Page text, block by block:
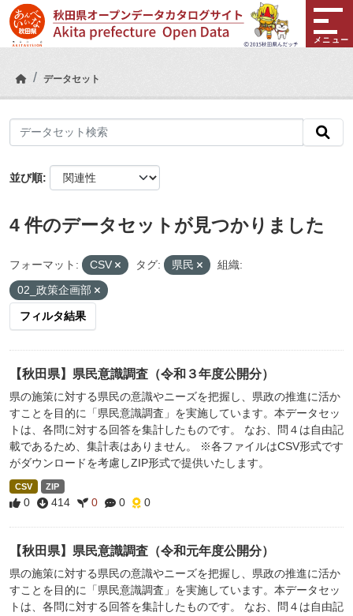
Skip to main content
メニュー
データセット
並び順
4 件のデータセットが見つかりました
フォーマット: CSV タグ: 県民
組織:
02_政策企画部
フィルタ結果
【秋田県】県民意識調査（令和３年度公開分）
県の施策に対する県民の意識やニーズを把握し、県政の推進に活か
すことを目的に「県民意識調査」を実施しています。本データセッ
トは、各問に対する回答を集計したものです。 なお、問４は自由記
載であるため、集計表はありません。 ※各ファイルはCSV形式です
がダウンロードを考慮しZIP形式で提供いたします。
CSV ZIP
0 414 0 0 0
【秋田県】県民意識調査（令和元年度公開分）
県の施策に対する県民の意識やニーズを把握し、県政の推進に活か
すことを目的に「県民意識調査」を実施しています。本データセッ
トは、各問に対する回答を集計したものです。 なお、問４は自由記